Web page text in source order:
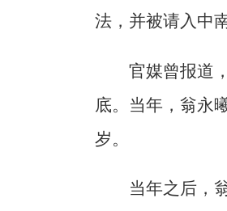
法，并被请入中
官媒曾报道
底。当年，翁永
岁。
当年之后，